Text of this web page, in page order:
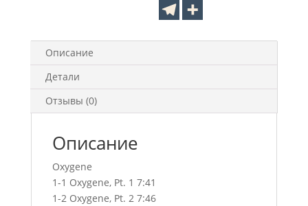
Описание
Детали
Отзывы (0)
Описание
Oxygene
1-1 Oxygene, Pt. 1 7:41
1-2 Oxygene, Pt. 2 7:46